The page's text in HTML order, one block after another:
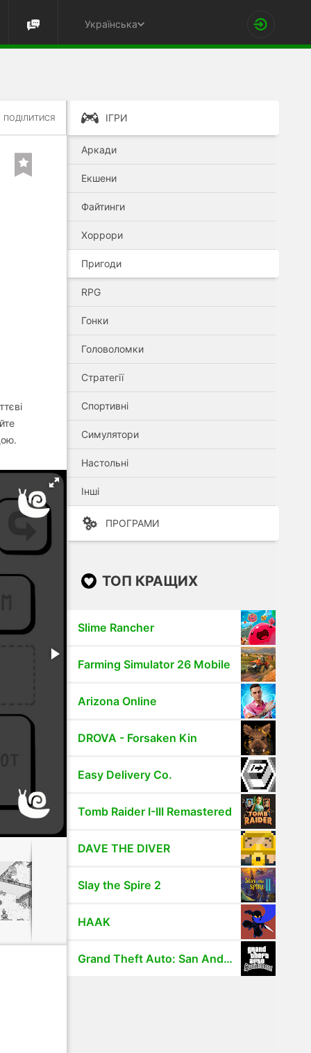
Українська
ПОДІЛИТИСЯ ІГРИ
Аркади
Екшени
Файтинги
Хоррори
Пригоди
RPG
Гонки
Головоломки
Стратегії
Спортивні
Симулятори
Настольні
Інші
ПРОГРАМИ
ТОП КРАЩИХ
Slime Rancher
Farming Simulator 26 Mobile
Arizona Online
DROVA - Forsaken Kin
Easy Delivery Co.
Tomb Raider I-III Remastered
DAVE THE DIVER
Slay the Spire 2
HAAK
Grand Theft Auto: San Andreas